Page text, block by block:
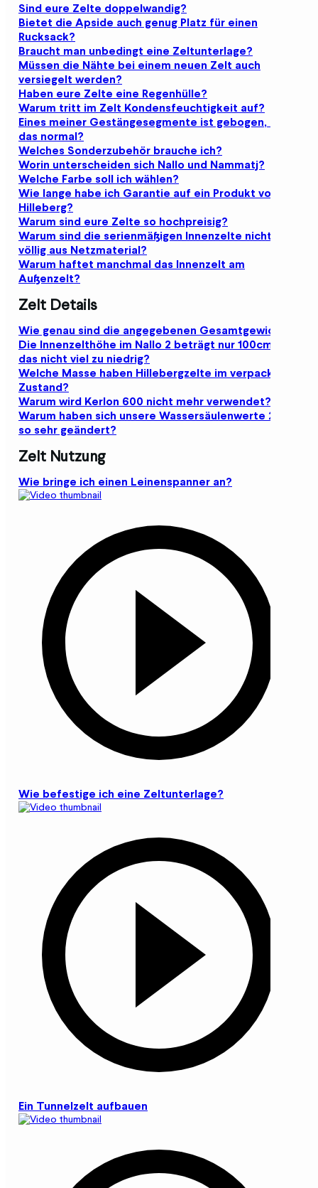
Sind eure Zelte doppelwandig?
Bietet die Apside auch genug Platz für einen
Rucksack?
Braucht man unbedingt eine Zeltunterlage?
Müssen die Nähte bei einem neuen Zelt auch
versiegelt werden?
Haben eure Zelte eine Regenhülle?
Warum tritt im Zelt Kondensfeuchtigkeit auf?
Eines meiner Gestängesegmente ist gebogen, ist
das normal?
Welches Sonderzubehör brauche ich?
Worin unterscheiden sich Nallo und Nammatj?
Welche Farbe soll ich wählen?
Wie lange habe ich Garantie auf ein Produkt von
Hilleberg?
Warum sind eure Zelte so hochpreisig?
Warum sind die serienmäßigen Innenzelte nicht
völlig aus Netzmaterial?
Warum haftet manchmal das Innenzelt am
Außenzelt?
Zelt Details
Wie genau sind die angegebenen Gesamtgewichte?
Die Innenzelthöhe im Nallo 2 beträgt nur 100cm, ist
das nicht viel zu niedrig?
Welche Masse haben Hillebergzelte im verpackten
Zustand?
Warum wird Kerlon 600 nicht mehr verwendet?
Warum haben sich unsere Wassersäulenwerte 2017
so sehr geändert?
Zelt Nutzung
Wie bringe ich einen Leinenspanner an?
Wie befestige ich eine Zeltunterlage?
Ein Tunnelzelt aufbauen